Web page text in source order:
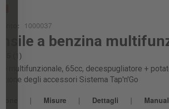
1000037
a benzina
(1)
multifunzionale, 65cc, decespugliatore +
degli accessori Sistema Tap'n'Go
| Misure | Dettagli |